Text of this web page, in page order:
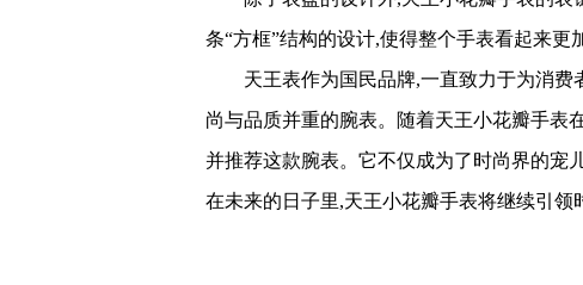
条“方框”结构的设计,使得整个手表看起来更
天王表作为国民品牌,一直致力于为消
尚与品质并重的腕表。随着天王小花瓣手表
并推荐这款腕表。它不仅成为了时尚界的宠
在未来的日子里,天王小花瓣手表将继续引领